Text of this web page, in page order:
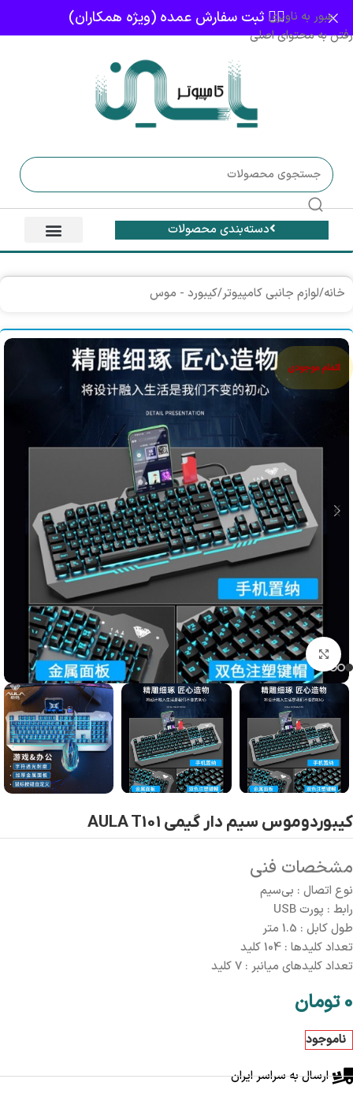
عبور به ناوبری
رفتن به محتوای اصلی
👈🏻 ثبت سفارش عمده (ویژه همکاران)
دسته‌بندی محصولات
خانه/لوازم جانبی کامپیوتر/کیبورد - موس
اتمام موجودی
بزرگنمایی تصویر
کیبوردوموس سیم دار گیمی AULA T101
مشخصات فنی
نوع اتصال : بی‌سیم
رابط : پورت USB
طول کابل : 1.5 متر
تعداد کلیدها : 104 کلید
تعداد کلیدهای میانبر : 7 کلید
0 تومان
ناموجود
ارسال به سراسر ایران